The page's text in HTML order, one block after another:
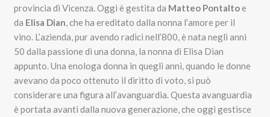
provincia di Vicenza. Oggi è gestita da Matteo Pontaltoe
da Elisa Dian , che ha ereditato dalla nonna l’amore per il
vino. L’azienda, pur avendo radici nell’800, è nata negli anni
50 dalla passione di una donna, la nonna di Elisa Dian
appunto. Una enologa donna in quegli anni, quando le donne
avevano da poco ottenuto il diritto di voto, si può
considerare una figura all’avanguardia. Questa avanguardia
è portata avanti dalla nuova generazione, che oggi gestisce